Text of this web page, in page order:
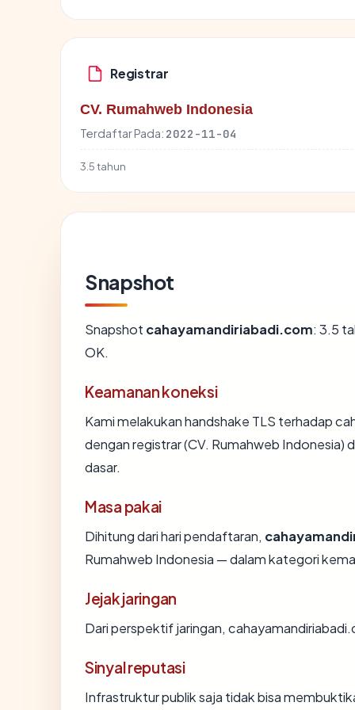
Registrar
CV. Rumahweb Indonesia
Terdaftar Pada: 2022-11-04
3.5 tahun
Snapshot
Snapshot cahayamandiriabadi.com: 3.5
OK.
Keamanan koneksi
Kami melakukan handshake TLS terhadap
dengan registrar (CV. Rumahweb Indonesia)
dasar.
Masa pakai
Dihitung dari hari pendaftaran,
Rumahweb Indonesia — dalam kategori
Jejak jaringan
Dari perspektif jaringan,
Sinyal reputasi
Infrastruktur publik saja tidak bisa